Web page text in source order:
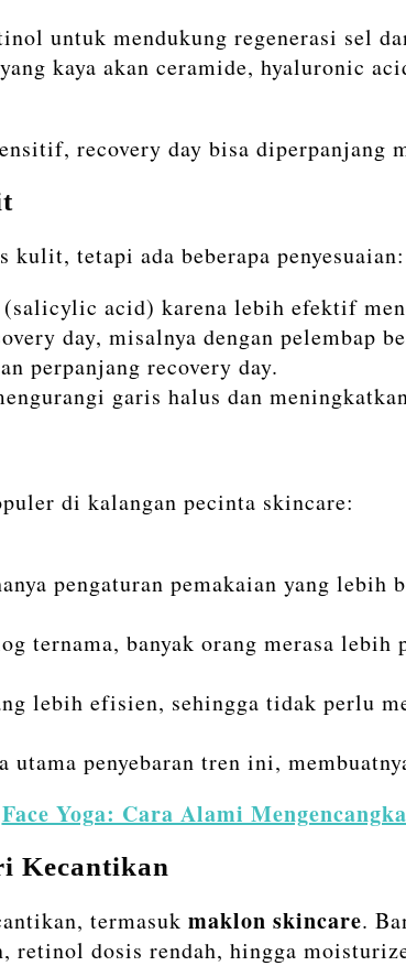
untuk mendukung regenerasi sel
kaya akan ceramide, hyaluronic
recovery day bisa
tetapi ada beberapa penyesuaian:
acid) karena lebih efektif
day, misalnya dengan pelembap
perpanjang recovery day.
garis halus dan
di kalangan pecinta skincare:
pengaturan pemakaian yang lebih
ternama, banyak orang merasa lebih
lebih efisien, sehingga tidak perlu
penyebaran tren ini,
Face Yoga: Cara Alami
Kecantikan
termasuk maklon skincare.
dosis rendah, hingga